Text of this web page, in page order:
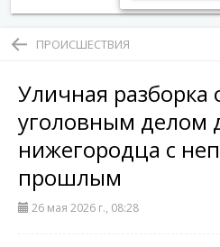
ПРОИСШЕСТВИЯ
Уличная разборка
уголовным делом
нижегородца с
прошлым
26 мая 2026 г., 08:28